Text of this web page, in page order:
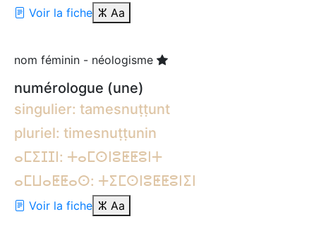
Voir la fiche ⵣ Aa
nom féminin - néologisme
numérologue (une)
singulier: tamesnuṭṭunt
pluriel: timesnuṭṭunin
ⴰⵎⵉⵊⵊⵏ: ⵜⴰⵎⵙⵏⵓⵟⵟⵓⵏⵜ
ⴰⵎⵡⴰⵟⵟⴰⵙ: ⵜⵉⵎⵙⵏⵓⵟⵟⵓⵏⵉⵏ
Voir la fiche ⵣ Aa